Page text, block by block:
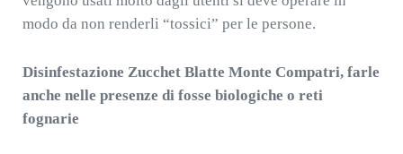
modo da non renderli “tossici” per le persone.
Disinfestazione Zucchet Blatte Monte Compatri, farle
anche nelle presenze di fosse biologiche o reti
fognarie